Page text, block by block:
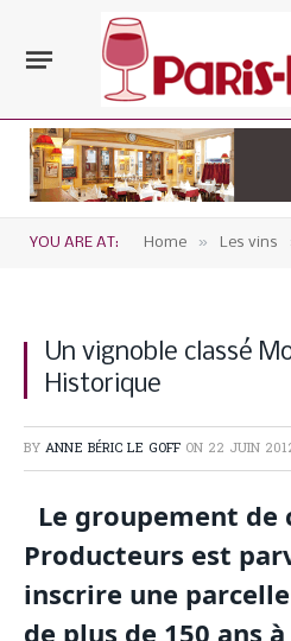
YOU ARE AT: Home » Les vins
Un vignoble classé
Historique
BY ANNE BÉRIC LE GOFF ON 22 JUIN
Le groupement de
Producteurs est
inscrire une
de plus de 150 ans